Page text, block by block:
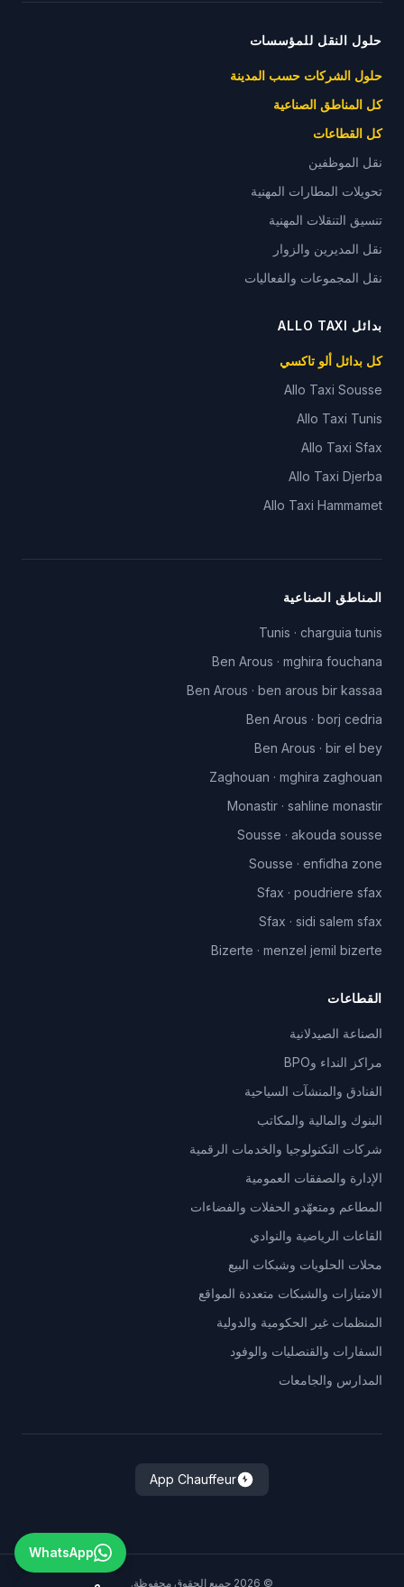
WhatsApp
حلول النقل للمؤسسات
حلول الشركات حسب المدينة
كل المناطق الصناعية
كل القطاعات
نقل الموظفين
تحويلات المطارات المهنية
تنسيق التنقلات المهنية
نقل المديرين والزوار
نقل المجموعات والفعاليات
بدائل ALLO TAXI
كل بدائل ألو تاكسي
Allo Taxi Sousse
Allo Taxi Tunis
Allo Taxi Sfax
Allo Taxi Djerba
Allo Taxi Hammamet
المناطق الصناعية
Tunis · charguia tunis
Ben Arous · mghira fouchana
Ben Arous · ben arous bir kassaa
Ben Arous · borj cedria
Ben Arous · bir el bey
Zaghouan · mghira zaghouan
Monastir · sahline monastir
Sousse · akouda sousse
Sousse · enfidha zone
Sfax · poudriere sfax
Sfax · sidi salem sfax
Bizerte · menzel jemil bizerte
القطاعات
الصناعة الصيدلانية
مراكز النداء وBPO
الفنادق والمنشآت السياحية
البنوك والمالية والمكاتب
شركات التكنولوجيا والخدمات الرقمية
الإدارة والصفقات العمومية
المطاعم ومتعهّدو الحفلات والفضاءات
القاعات الرياضية والنوادي
محلات الحلويات وشبكات البيع
الامتيازات والشبكات متعددة المواقع
المنظمات غير الحكومية والدولية
السفارات والقنصليات والوفود
المدارس والجامعات
App Chauffeur
©
2026 جميع الحقوق محفوظة.